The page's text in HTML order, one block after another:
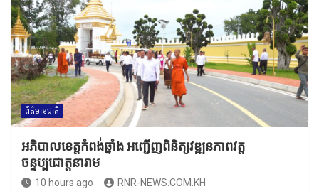
ព័ត៌មានជាតិ
អភិបាលខេត្តកំពង់ឆ្នាំង អញ្ជើញពិនិត្យវឌ្ឍនភាពវត្ត
ចន្ទប្បជោត្តនារាម
10 hours ago RNR-NEWS.COM.KH